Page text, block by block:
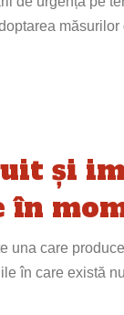
și
una care
în care există